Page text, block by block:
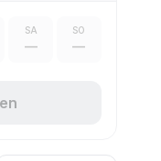
SA
—
SO
—